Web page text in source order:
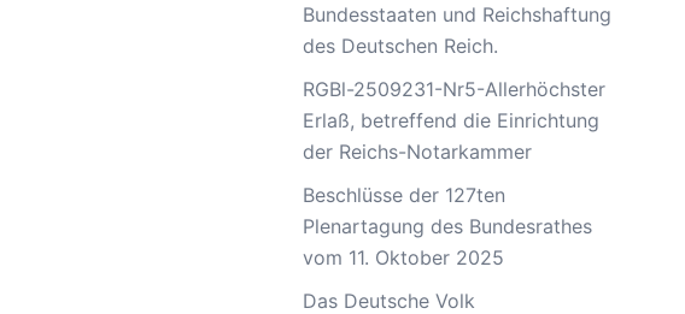
Bundesstaaten und Reichshaftung
des Deutschen Reich.
RGBl-2509231-Nr5-Allerhöchster
Erlaß, betreffend die Einrichtung
der Reichs-Notarkammer
Beschlüsse der 127ten
Plenartagung des Bundesrathes
vom 11. Oktober 2025
Das Deutsche Volk